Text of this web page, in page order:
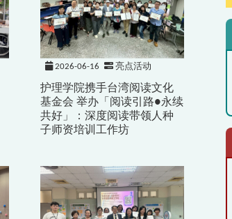
2026-06-16 亮点活动
护理学院携手台湾阅读文化
基金会 举办「阅读引路●永续
共好」：深度阅读带领人种
子师资培训工作坊